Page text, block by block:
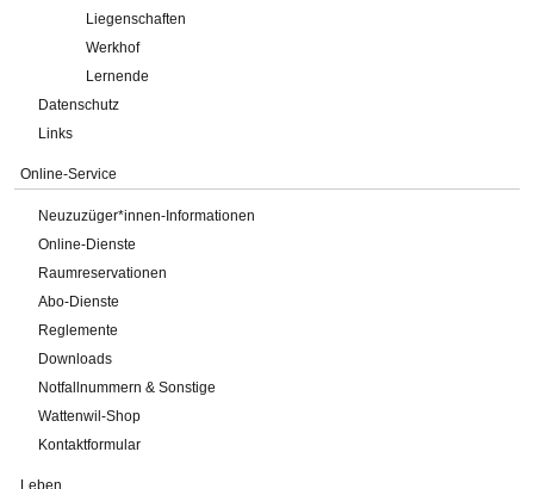
Liegenschaften
Werkhof
Lernende
Datenschutz
Links
Online-Service
Neuzuzüger*innen-Informationen
Online-Dienste
Raumreservationen
Abo-Dienste
Reglemente
Downloads
Notfallnummern & Sonstige
Wattenwil-Shop
Kontaktformular
Leben